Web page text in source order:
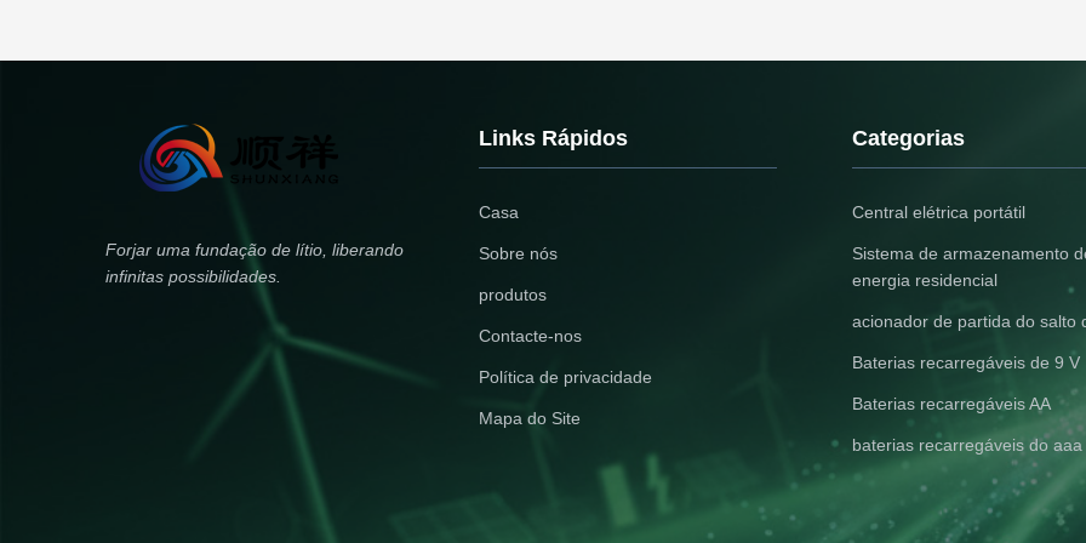
Forjar uma fundação de lítio, liberando
infinitas possibilidades.
Links Rápidos
Casa
Sobre nós
produtos
Contacte-nos
Política de privacidade
Mapa do Site
Categorias
Central elétrica portátil
Sistema de armazenamento
energia residencial
acionador de partida do salto
Baterias recarregáveis de 9 V
Baterias recarregáveis AA
baterias recarregáveis do aaa